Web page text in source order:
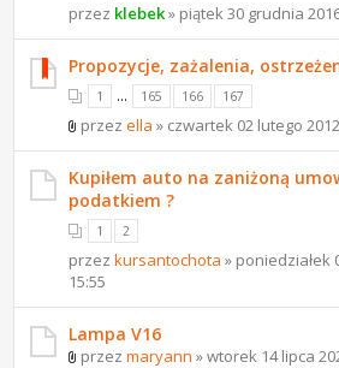
przez klebek» piątek 30 grudnia
Propozycje, zażalenia,
1 ... 165 166 167
przezella » czwartek 02 lutego
Kupiłem auto na zaniżoną
podatkiem ?
1 2
przezkursantochota » poniedziałek
15:55
Lampa V16
przezmaryann » wtorek 14 lipca